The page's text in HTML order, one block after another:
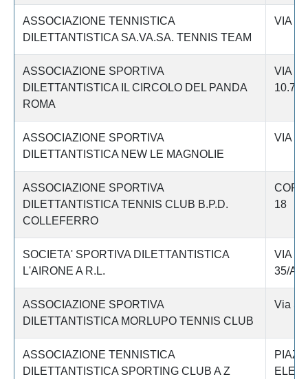
ASSOCIAZIONE TENNISTICA
DILETTANTISTICA SA.VA.SA. TENNIS TEAM
VIA
ASSOCIAZIONE SPORTIVA
DILETTANTISTICA IL CIRCOLO DEL PANDA
ROMA
VIA
10.700
ASSOCIAZIONE SPORTIVA
DILETTANTISTICA NEW LE MAGNOLIE
VIA
ASSOCIAZIONE SPORTIVA
DILETTANTISTICA TENNIS CLUB B.P.D.
COLLEFERRO
18
SOCIETA' SPORTIVA DILETTANTISTICA
L'AIRONE A R.L.
VIA
35/A
ASSOCIAZIONE SPORTIVA
DILETTANTISTICA MORLUPO TENNIS CLUB
Via
ASSOCIAZIONE TENNISTICA
DILETTANTISTICA SPORTING CLUB A Z